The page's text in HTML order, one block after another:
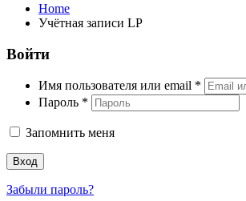
Home
Учётная записи LP
Войти
Имя пользователя или email *
Пароль *
Запомнить меня
Вход
Забыли пароль?